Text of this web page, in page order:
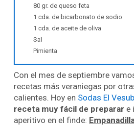
80 gr. de queso feta
1 cda. de bicarbonato de sodio
1 cda. de aceite de oliva
Sal
Pimienta
Con el mes de septiembre
recetas más veraniegas por
calientes. Hoy en Sodas El
receta muy fácil de preparar e
aperitivo en el finde: